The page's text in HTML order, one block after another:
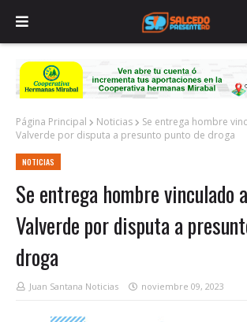
Página Principal Noticias
Se entrega hombre
Valverde por disputa a presunto punto de droga
NOTICIAS
Se entrega hombre vinculado
Valverde por disputa a
droga
Juan Santana Noticias noviembre 09, 2023